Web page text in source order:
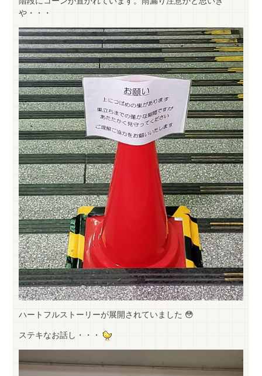
や・・・
ハートフルストーリーが展開されていました 😳
ステキなお話し・・・